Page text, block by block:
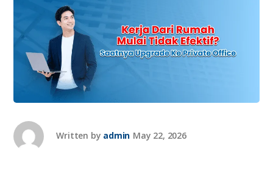
Written by admin May 22, 2026